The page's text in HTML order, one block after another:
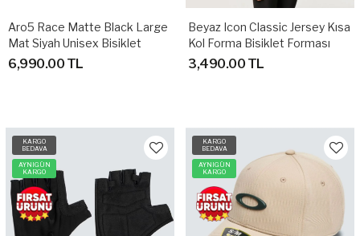
Aro5 Race Matte Black Large
Mat Siyah Unisex Bisiklet
Kaskı (L)
6,990.00 TL
Beyaz Icon Classic Jersey Kısa
Kol Forma Bisiklet Forması
(MEDİUM)
3,490.00 TL
KARGO
BEDAVA
AYNIGÜN
KARGO
KARGO
BEDAVA
AYNIGÜN
KARGO